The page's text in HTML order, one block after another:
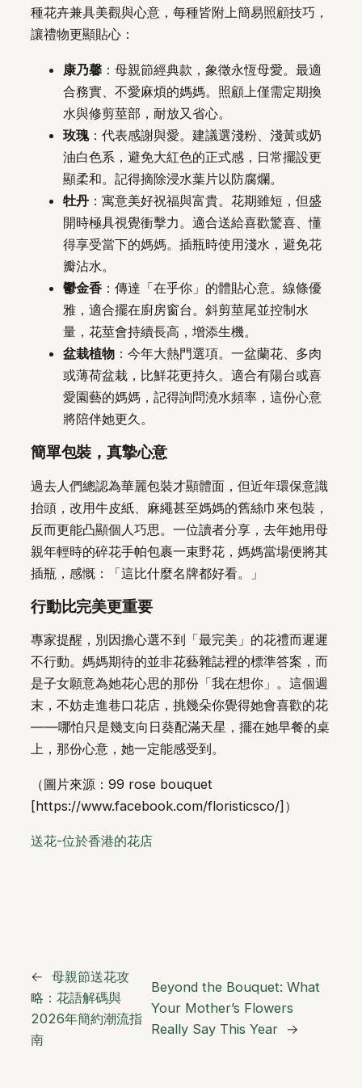
種花卉兼具美觀與心意，每種皆附上簡易照顧技巧，
讓禮物更顯貼心：
康乃馨 ：母親節經典款，象徵永恆母愛。最適
合務實、不愛麻煩的媽媽。照顧上僅需定期換
水與修剪莖部，耐放又省心。
玫瑰：代表感謝與愛。建議選淺粉、淺黃或奶
油白色系，避免大紅色的正式感，日常擺設更
顯柔和。記得摘除浸水葉片以防腐爛。
牡丹 ：寓意美好祝福與富貴。花期雖短，但盛
開時極具視覺衝擊力。適合送給喜歡驚喜、懂
得享受當下的媽媽。插瓶時使用淺水，避免花
瓣沾水。
鬱金香 ：傳達「在乎你」的體貼心意。線條優
雅，適合擺在廚房窗台。斜剪莖尾並控制水
量，花莖會持續長高，增添生機。
盆栽植物 ：今年大熱門選項。一盆蘭花、多肉
或薄荷盆栽，比鮮花更持久。適合有陽台或喜
愛園藝的媽媽，記得詢問澆水頻率，這份心意
將陪伴她更久。
簡單包裝，真摯心意
過去人們總認為華麗包裝才顯體面，但近年環保意識
抬頭，改用牛皮紙、麻繩甚至媽媽的舊絲巾來包裝，
反而更能凸顯個人巧思。一位讀者分享，去年她用母
親年輕時的碎花手帕包裹一束野花，媽媽當場便將其
插瓶，感慨：「這比什麼名牌都好看。」
行動比完美更重要
專家提醒，別因擔心選不到「最完美」的花禮而遲遲
不行動。媽媽期待的並非花藝雜誌裡的標準答案，而
是子女願意為她花心思的那份「我在想你」。這個週
末，不妨走進巷口花店，挑幾朵你覺得她會喜歡的花
——哪怕只是幾支向日葵配滿天星，擺在她早餐的桌
上，那份心意，她一定能感受到。
（圖片來源：99 rose bouquet
[https://www.facebook.com/floristicsco/]）
送花-位於香港的花店
← 母親節送花攻
略：花語解碼與
2026年簡約潮流指
南
Beyond the Bouquet: What
Your Mother’s Flowers
Really Say This Year →